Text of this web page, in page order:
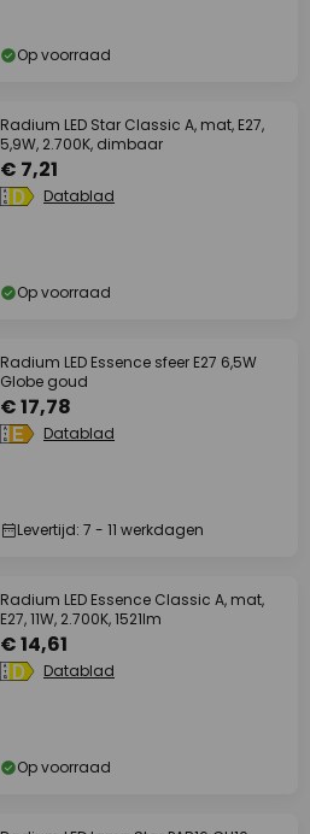
Op voorraad
Radium LED Star Classic A, mat, E27,
5,9W, 2.700K, dimbaar
€ 7,21
Datablad
Op voorraad
Radium LED Essence sfeer E27 6,5W
Globe goud
€ 17,78
Datablad
Levertijd: 7 - 11 werkdagen
Radium LED Essence Classic A, mat,
E27, 11W, 2.700K, 1521lm
€ 14,61
Datablad
Op voorraad